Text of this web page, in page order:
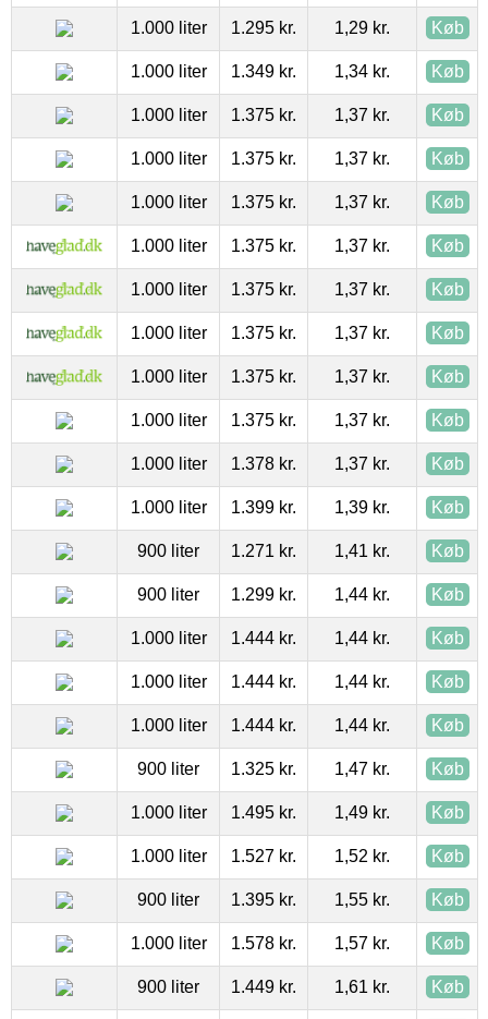
1.000 liter 1.295 kr. 1,29 kr. Køb
1.000 liter 1.349 kr. 1,34 kr. Køb
1.000 liter 1.375 kr. 1,37 kr. Køb
1.000 liter 1.375 kr. 1,37 kr. Køb
1.000 liter 1.375 kr. 1,37 kr. Køb
1.000 liter 1.375 kr. 1,37 kr. Køb
1.000 liter 1.375 kr. 1,37 kr. Køb
1.000 liter 1.375 kr. 1,37 kr. Køb
1.000 liter 1.375 kr. 1,37 kr. Køb
1.000 liter 1.375 kr. 1,37 kr. Køb
1.000 liter 1.378 kr. 1,37 kr. Køb
1.000 liter 1.399 kr. 1,39 kr. Køb
900 liter 1.271 kr. 1,41 kr. Køb
900 liter 1.299 kr. 1,44 kr. Køb
1.000 liter 1.444 kr. 1,44 kr. Køb
1.000 liter 1.444 kr. 1,44 kr. Køb
1.000 liter 1.444 kr. 1,44 kr. Køb
900 liter 1.325 kr. 1,47 kr. Køb
1.000 liter 1.495 kr. 1,49 kr. Køb
1.000 liter 1.527 kr. 1,52 kr. Køb
900 liter 1.395 kr. 1,55 kr. Køb
1.000 liter 1.578 kr. 1,57 kr. Køb
900 liter 1.449 kr. 1,61 kr. Køb